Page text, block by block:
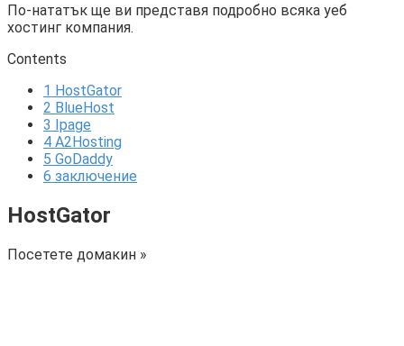
По-нататък ще ви представя подробно всяка уеб
хостинг компания.
Contents
1 HostGator
2 BlueHost
3 Ipage
4 A2Hosting
5 GoDaddy
6 заключение
HostGator
Посетете домакин »